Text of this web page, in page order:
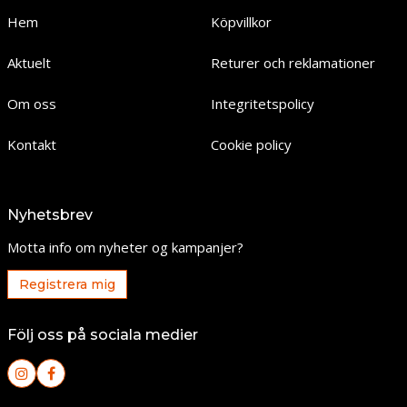
Hem
Aktuelt
Om oss
Kontakt
Köpvillkor
Returer och reklamationer
Integritetspolicy
Cookie policy
Nyhetsbrev
Motta info om nyheter og kampanjer?
Registrera mig
Följ oss på sociala medier